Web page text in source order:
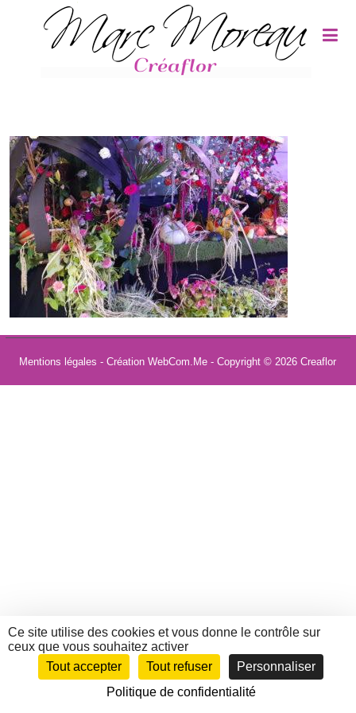
Mentions légales - Création WebCom.Me - Copyright © 2026Creaflor
Panneau de gestion des cookies
Ce site utilise des cookies et vous donne le contrôle sur
ceux que vous souhaitez activer
Tout accepter
Tout refuser
Personnaliser
Politique de confidentialité